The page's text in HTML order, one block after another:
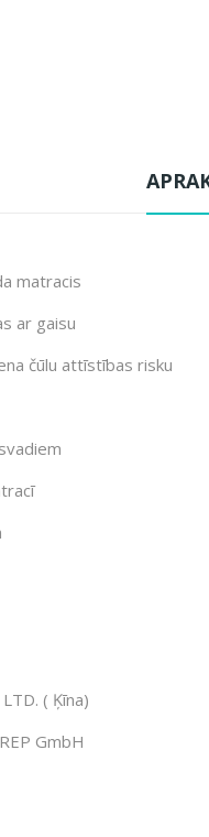
matracis
ar gaisu
čūlu attīstības risku
( Ķīna)
GmbH